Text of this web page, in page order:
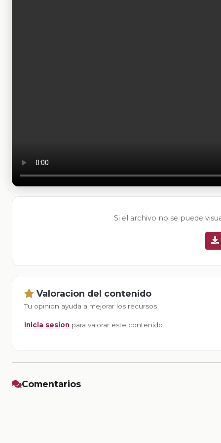
Si el archivo no se puede
Valoracion del contenido
Tu opinion ayuda a mejorar los recursos
Inicia sesion para valorar este contenido.
Comentarios